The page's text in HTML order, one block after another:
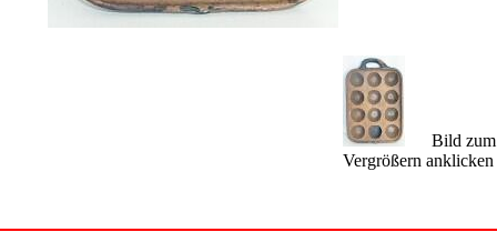
Bild zum
Vergrößern anklicken